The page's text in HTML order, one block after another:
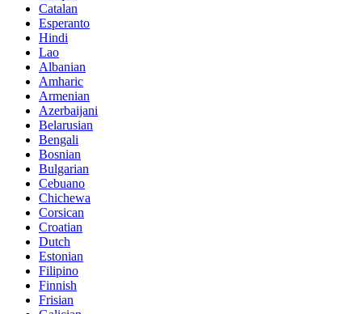
Catalan
Esperanto
Hindi
Lao
Albanian
Amharic
Armenian
Azerbaijani
Belarusian
Bengali
Bosnian
Bulgarian
Cebuano
Chichewa
Corsican
Croatian
Dutch
Estonian
Filipino
Finnish
Frisian